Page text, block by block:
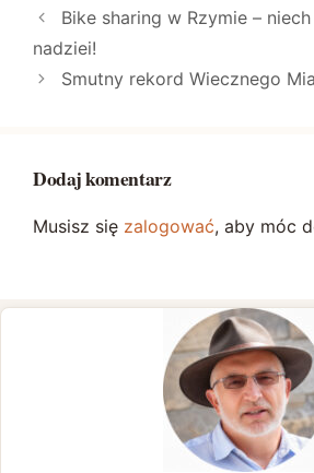
Bike sharing w Rzymie –
nadziei!
Smutny rekord Wiecznego
Dodaj komentarz
Musisz się zalogować, aby móc